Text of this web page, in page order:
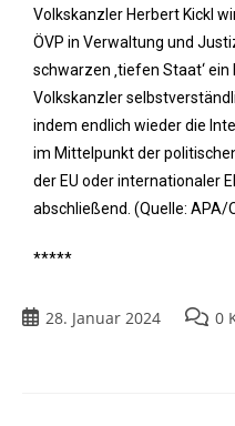
Volkskanzler Herbert Kickl
ÖVP in Verwaltung und
schwarzen ‚tiefen Staat‘
Volkskanzler
indem endlich wieder die
im Mittelpunkt der
der EU oder internationaler
abschließend. (Quelle: APA/
*****
28. Januar 2024 0